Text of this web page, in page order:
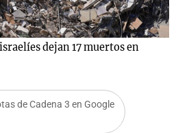
dejan 17 muertos en
de Cadena 3 en Google
Notas